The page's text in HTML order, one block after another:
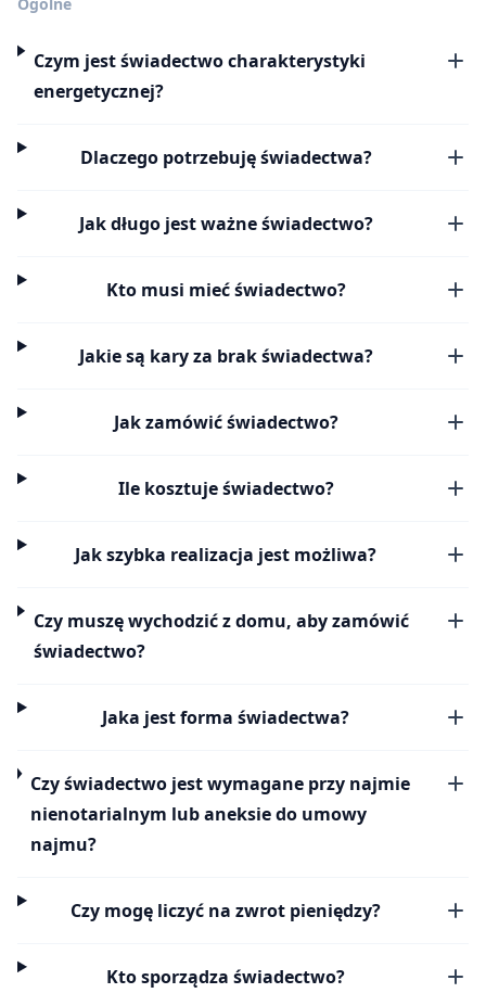
Czym jest świadectwo charakterystyki
energetycznej?
Dlaczego potrzebuję świadectwa?
Jak długo jest ważne świadectwo?
Kto musi mieć świadectwo?
Jakie są kary za brak świadectwa?
Jak zamówić świadectwo?
Ile kosztuje świadectwo?
Jak szybka realizacja jest możliwa?
Czy muszę wychodzić z domu, aby zamówić
świadectwo?
Jaka jest forma świadectwa?
Czy świadectwo jest wymagane przy najmie
nienotarialnym lub aneksie do umowy
najmu?
Czy mogę liczyć na zwrot pieniędzy?
Kto sporządza świadectwo?